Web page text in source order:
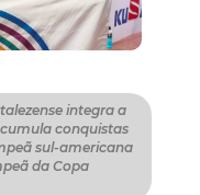
integra a
conquistas
sul-americana
da Copa